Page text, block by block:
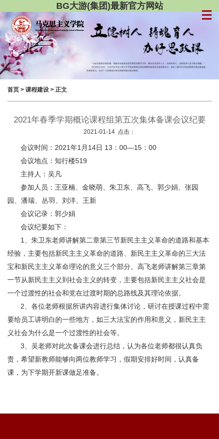
BG大游(集团)最新官方网站
首页 > 课程建设 > 正文
2021年春季学期概论课程组第五次集体备课会议纪要
2021-01-14 点击：
会议时间：2021年1月14日 13：00—15：00
会议地点：知行楼519
主持人：吴凡
参加人员：王亚楠、金晓萌、朱卫东、高飞、郭少娟、张园
园、潘瑞、丛羽、刘洋、王新
会议记录：郭少娟
会议纪要如下：
1、朱卫东老师讲解第二章第三节新民主主义革命的道路和基本
经验，主要包括新民主主义革命的道路、新民主主义革命的三大法
宝和新民主主义革命理论的意义三个部分。高飞老师讲解第三章第
一节从新民主主义到社会主义的转变，主要包括新民主主义社会是
一个过渡性的社会和党在过渡时期的总路线及其理论依据。
2、各位老师根据所讲内容进行集体讨论，研讨在授课过程中需
要给员工讲明白的一些地方，如三大法宝的作用和意义，新民主主
义社会为什么是一个过渡性的社会等。
3、吴老师对此次备课会进行总结，认为各位老师都很认真负
责，希望新教师能够向两位教师学习，假期安排好时间，认真备
课，为下学期开新课做足准备。